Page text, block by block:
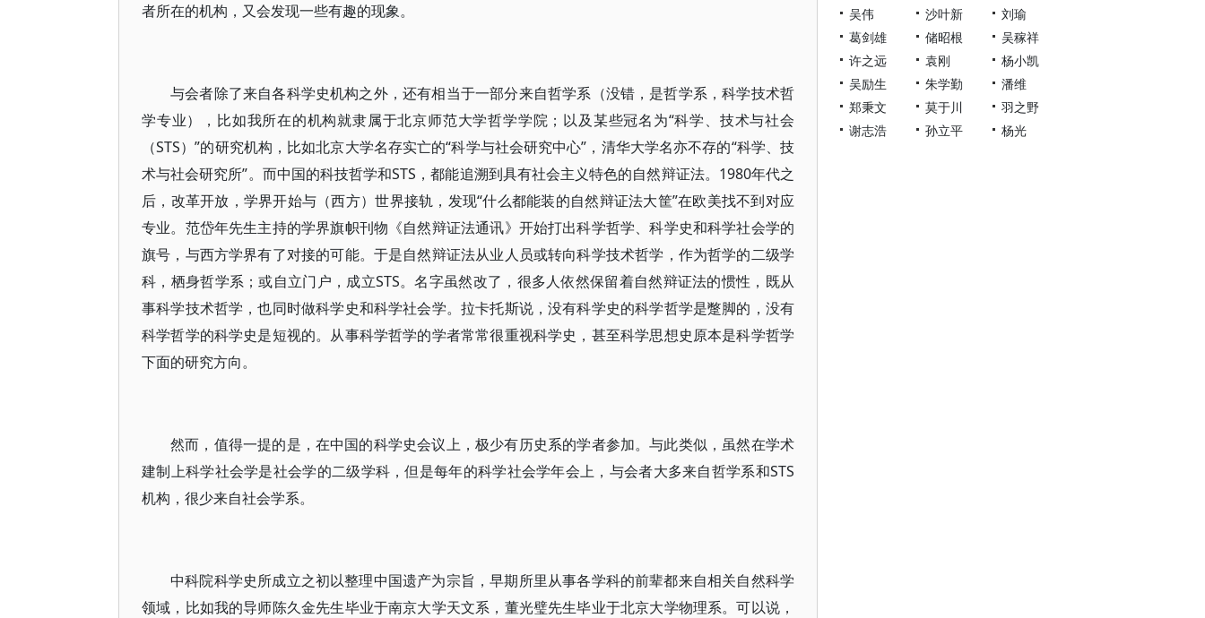
者所在的机构，又会发现一些有趣的现象。
与会者除了来自各科学史机构之外，还有相当于一部分来自哲学系（没错，是哲学系，科学技术哲
学专业），比如我所在的机构就隶属于北京师范大学哲学学院；以及某些冠名为“科学、技术与社会
（STS）”的研究机构，比如北京大学名存实亡的“科学与社会研究中心”，清华大学名亦不存的“科学、技
术与社会研究所”。而中国的科技哲学和STS，都能追溯到具有社会主义特色的自然辩证法。1980年代之
后，改革开放，学界开始与（西方）世界接轨，发现“什么都能装的自然辩证法大筐”在欧美找不到对应
专业。范岱年先生主持的学界旗帜刊物《自然辩证法通讯》开始打出科学哲学、科学史和科学社会学的
旗号，与西方学界有了对接的可能。于是自然辩证法从业人员或转向科学技术哲学，作为哲学的二级学
科，栖身哲学系；或自立门户，成立STS。名字虽然改了，很多人依然保留着自然辩证法的惯性，既从
事科学技术哲学，也同时做科学史和科学社会学。拉卡托斯说，没有科学史的科学哲学是蹩脚的，没有
科学哲学的科学史是短视的。从事科学哲学的学者常常很重视科学史，甚至科学思想史原本是科学哲学
下面的研究方向。
然而，值得一提的是，在中国的科学史会议上，极少有历史系的学者参加。与此类似，虽然在学术
建制上科学社会学是社会学的二级学科，但是每年的科学社会学年会上，与会者大多来自哲学系和STS
机构，很少来自社会学系。
中科院科学史所成立之初以整理中国遗产为宗旨，早期所里从事各学科的前辈都来自相关自然科学
领域，比如我的导师陈久金先生毕业于南京大学天文系，董光璧先生毕业于北京大学物理系。可以说，
吴伟
沙叶新
刘瑜
葛剑雄
储昭根
吴稼祥
许之远
袁刚
杨小凯
吴励生
朱学勤
潘维
郑秉文
莫于川
羽之野
谢志浩
孙立平 杨光